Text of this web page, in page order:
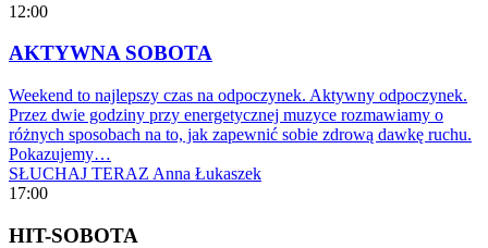
12:00
AKTYWNA SOBOTA
Weekend to najlepszy czas na odpoczynek. Aktywny odpoczynek.
Przez dwie godziny przy energetycznej muzyce rozmawiamy o
różnych sposobach na to, jak zapewnić sobie zdrową dawkę ruchu.
Pokazujemy…
SŁUCHAJ TERAZ Anna Łukaszek
17:00
HIT-SOBOTA